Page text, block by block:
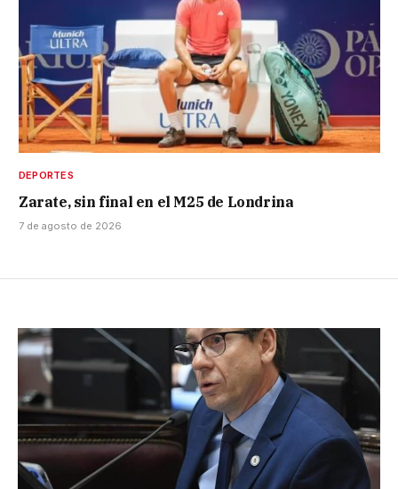
DEPORTES
Zarate, sin final en el M25 de Londrina
7 de agosto de 2026